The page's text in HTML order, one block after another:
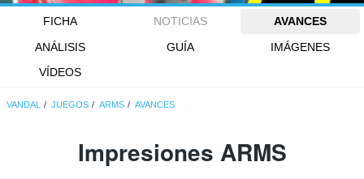
FICHA NOTICIAS
AVANCES
ANÁLISIS
GUÍA
IMÁGENES
VÍDEOS
VANDAL JUEGOS ARMS AVANCES
Impresiones ARMS